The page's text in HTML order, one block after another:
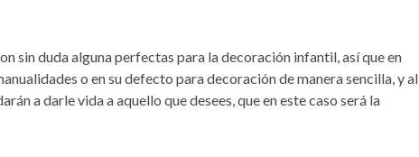
sin duda alguna perfectas para la decoración infantil, así que en
o en su defecto para decoración de manera sencilla, y al
a darle vida a aquello que desees, que en este caso será la